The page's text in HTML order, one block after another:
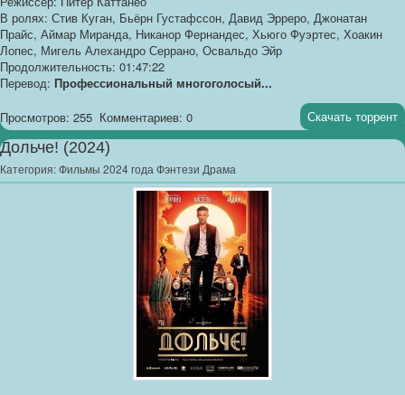
В ролях: Стив Куган, Бьёрн Густафссон, Давид Эрреро, Джонатан
Прайс, Аймар Миранда, Никанор Фернандес, Хьюго Фуэртес, Хоакин
Лопес, Мигель Алехандро Серрано, Освальдо Эйр
Продолжительность: 01:47:22
Перевод: Профессиональный многоголосый...
Просмотров: 255 Комментариев: 0 Скачать торрент
Дольче! (2024)
Категория:Фильмы 2024 года Фэнтези Драма